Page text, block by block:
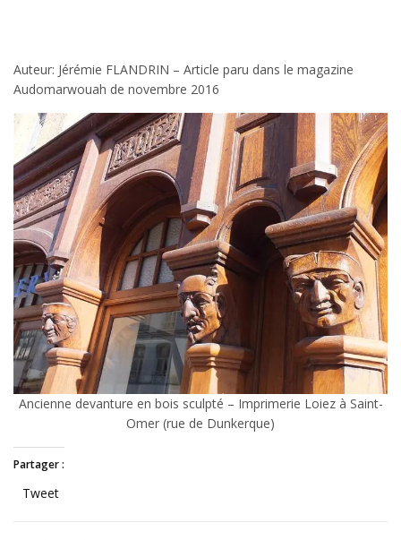
Auteur: Jérémie FLANDRIN – Article paru dans le magazine
Audomarwouah de novembre 2016
Ancienne devanture en bois sculpté – Imprimerie Loiez à Saint-
Omer (rue de Dunkerque)
Partager :
Tweet